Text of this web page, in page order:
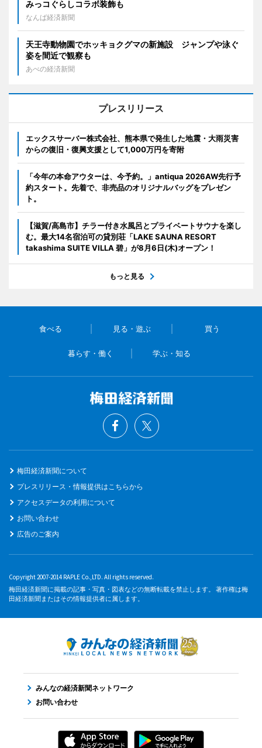
みっコぐらしコラボ装飾も
なんば経済新聞
天王寺動物園でホッキョクグマの新施設 ジャンプや泳ぐ
姿を間近で観察も
あべの経済新聞
プレスリリース
エックスサーバー株式会社、熊本県で発生した地震・大雨災害
からの復旧・復興支援として1,000万円を寄附
「今年の本命アウターは、今予約。」antiqua 2026AW先行予
約スタート。先着で、非売品のオリジナルバッグをプレゼン
ト。
【滋賀/高島市】チラー付き水風呂とプライベートサウナを楽し
む。最大14名宿泊可の貸別荘「LAKE SAUNA RESORT
takashima SUITE VILLA 碧」が8月6日(木)オープン！
もっと見る
食べる 見る・遊ぶ 買う
暮らす・働く 学ぶ・知る
梅田経済新聞について
プレスリリース・情報提供はこちらから
アクセスデータの利用について
お問い合わせ
広告のご案内
Copyright 2007-2014 RAPLE Co.,LTD. All rights reserved.
梅田経済新聞に掲載の記事・写真・図表などの無断転載を禁止します。 著作権は梅
田経済新聞またはその情報提供者に属します。
みんなの経済新聞ネットワーク
お問い合わせ